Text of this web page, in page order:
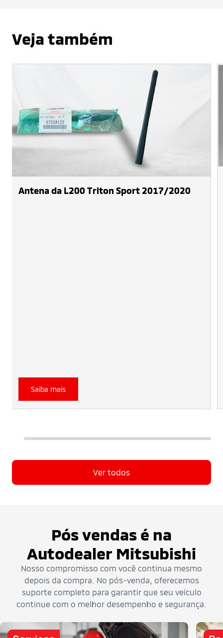
Veja também
Antena da L200 Triton Sport 2017/2020
Saiba mais
Ver todos
Pós vendas é na
Autodealer Mitsubishi
Nosso compromisso com você continua mesmo
depois da compra. No pós-venda, oferecemos
suporte completo para garantir que seu veículo
continue com o melhor desempenho e segurança.